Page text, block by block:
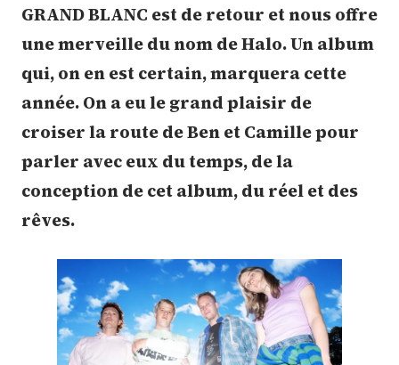
GRAND BLANC est de retour et nous offre
une merveille du nom de Halo. Un album
qui, on en est certain, marquera cette
année. On a eu le grand plaisir de
croiser la route de Ben et Camille pour
parler avec eux du temps, de la
conception de cet album, du réel et des
rêves.